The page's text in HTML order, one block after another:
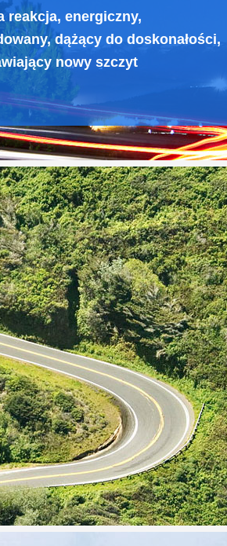
reakcja, energiczny,
dążący do doskonałości,
nowy szczyt